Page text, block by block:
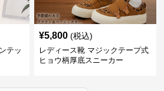
テッ
¥5,800 (税込)
レディース靴 マジックテープ式
ヒョウ柄厚底スニーカー